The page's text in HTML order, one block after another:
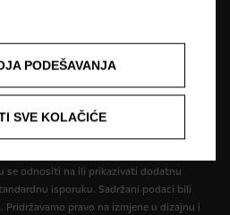
cijena se obračunava prema prodajnom
važećem na dan uplate. Vaš ovlašteni
AW OPL Distribution Kft. ne snosi
se odnositi na ili prikazivati dodatnu
isporuku. Sadržani podaci bili
pravo na izmjene u dizajnu i
PODEŠAVANJA
SVE KOLAČIĆE